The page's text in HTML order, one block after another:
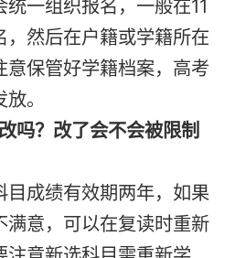
一组织报名，一般在11
，然后在户籍或学籍所在
意保管好学籍档案，高考
。
吗？改了会不会被限制
目成绩有效期两年，如果
满意，可以在复读时重新